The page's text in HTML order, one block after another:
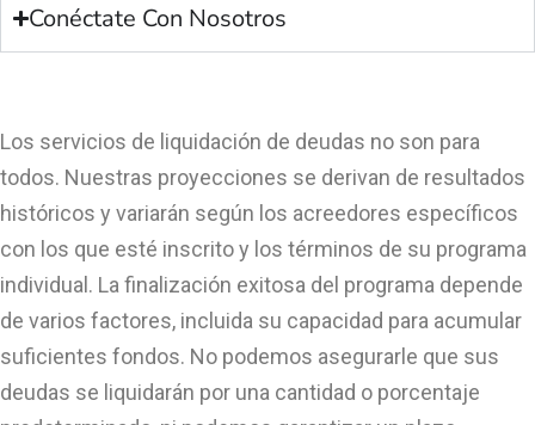
Conéctate Con Nosotros
Los servicios de liquidación de deudas no son para
todos. Nuestras proyecciones se derivan de resultados
históricos y variarán según los acreedores específicos
con los que esté inscrito y los términos de su programa
individual. La finalización exitosa del programa depende
de varios factores, incluida su capacidad para acumular
suficientes fondos. No podemos asegurarle que sus
deudas se liquidarán por una cantidad o porcentaje